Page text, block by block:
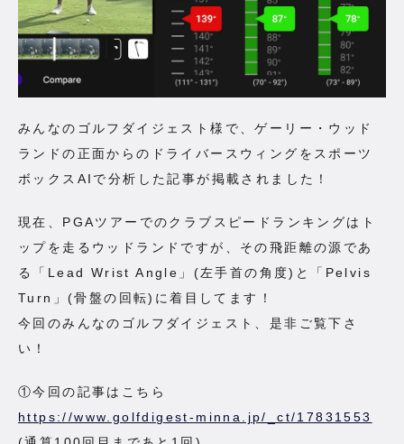
みんなのゴルフダイジェスト様で、ゲーリー・ウッド
ランドの正面からのドライバースウィングをスポーツ
ボックスAIで分析した記事が掲載されました！
現在、PGAツアーでのクラブスピードランキングはト
ップを走るウッドランドですが、その飛距離の源であ
る「Lead Wrist Angle」(左手首の角度)と「Pelvis
Turn」(骨盤の回転)に着目してます！
今回のみんなのゴルフダイジェスト、是非ご覧下さ
い！
①今回の記事はこちら
https://www.golfdigest-minna.jp/_ct/17831553